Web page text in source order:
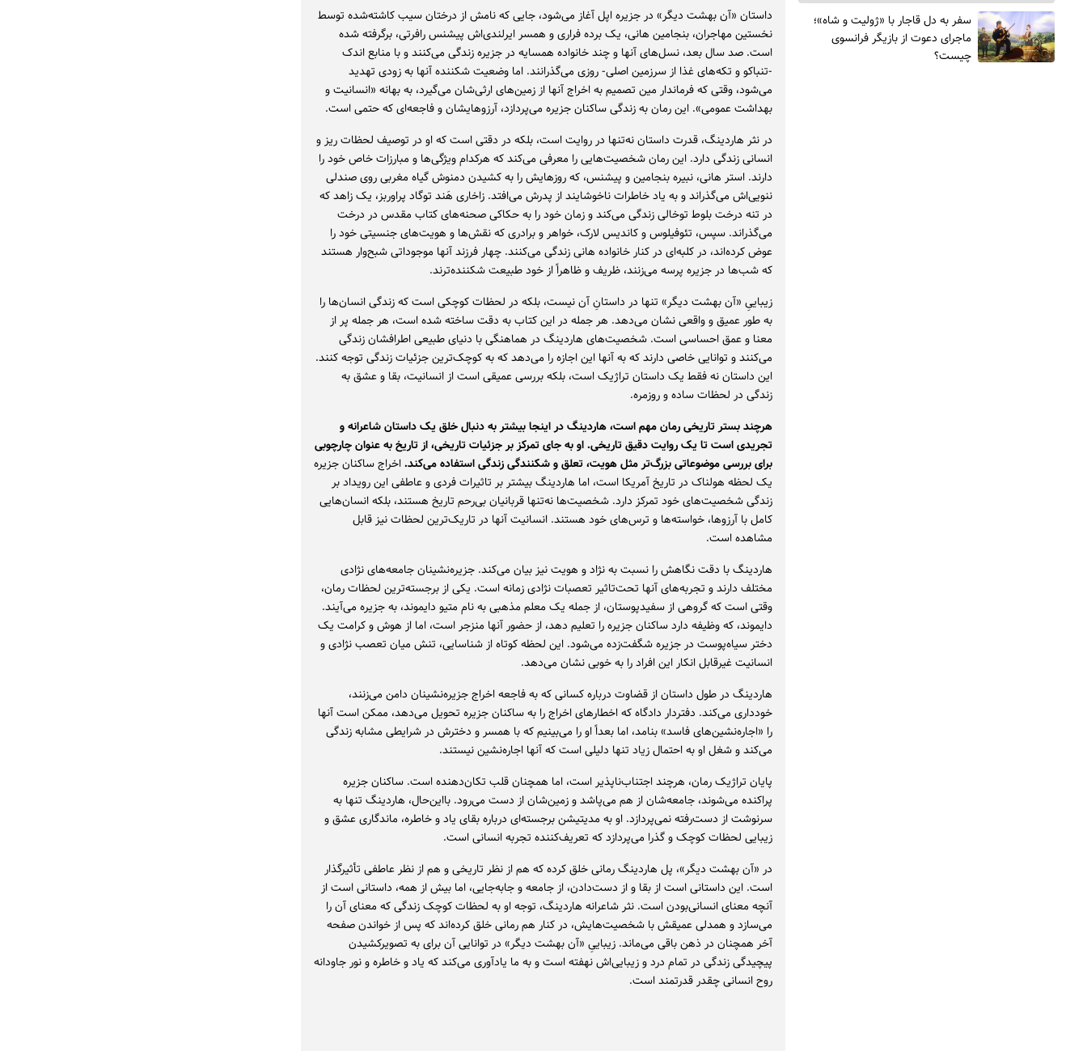
داستان «آن بهشت دیگر» در جزیره اپل آغاز می‌شود، جایی که نامش از درختان سیب کاشته‌شده توسط
نخستین مهاجران، بنجامین هانی، یک برده فراری و همسر ایرلندی‌اش پیشنس رافرتی، برگرفته شده
است. صد سال بعد، نسل‌های آنها و چند خانواده همسایه در جزیره زندگی می‌کنند و با منابع اندک
-تنباکو و تکه‌های غذا از سرزمین اصلی- روزی می‌گذرانند. اما وضعیت شکننده آنها به زودی تهدید
می‌شود، وقتی که فرماندار مین تصمیم به اخراج آنها از زمین‌های ارثی‌شان می‌گیرد، به بهانه «انسانیت و
بهداشت عمومی». این رمان به زندگی ساکنان جزیره می‌پردازد، آرزوهایشان و فاجعه‌ای که حتمی است.
در نثر هاردینگ، قدرت داستان نه‌تنها در روایت است، بلکه در دقتی است که او در توصیف لحظات ریز و
انسانی زندگی دارد. این رمان شخصیت‌هایی را معرفی می‌کند که هرکدام ویژگی‌ها و مبارزات خاص خود را
دارند. استر هانی، نبیره بنجامین و پیشنس، که روزهایش را به کشیدن دمنوش گیاه مغربی روی صندلی
ننویی‌اش می‌گذراند و به یاد خاطرات ناخوشایند از پدرش می‌افتد. زاخاری هَند توگاد پراوربز، یک زاهد که
در تنه درخت بلوط توخالی زندگی می‌کند و زمان خود را به حکاکی صحنه‌های کتاب مقدس در درخت
می‌گذراند. سپس، تئوفیلوس و کاندیس لارک، خواهر و برادری که نقش‌ها و هویت‌های جنسیتی خود را
عوض کرده‌اند، در کلبه‌ای در کنار خانواده هانی زندگی می‌کنند. چهار فرزند آنها موجوداتی شبح‌وار هستند
که شب‌ها در جزیره پرسه می‌زنند، ظریف و ظاهراً از خود طبیعت شکننده‌ترند.
زیباییِ «آن بهشت دیگر» تنها در داستانِ آن نیست، بلکه در لحظات کوچکی است که زندگی انسان‌ها را
به طور عمیق و واقعی نشان می‌دهد. هر جمله در این کتاب به دقت ساخته شده است، هر جمله پر از
معنا و عمق احساسی است. شخصیت‌های هاردینگ در هماهنگی با دنیای طبیعی اطرافشان زندگی
می‌کنند و توانایی خاصی دارند که به آنها این اجازه را می‌دهد که به کوچک‌ترین جزئیات زندگی توجه کنند.
این داستان نه فقط یک داستان تراژیک است، بلکه بررسی‌ عمیقی است از انسانیت، بقا و عشق به
زندگی در لحظات ساده و روزمره.
هرچند بستر تاریخی رمان مهم است، هاردینگ در اینجا بیشتر به دنبال خلق یک داستان شاعرانه و
تجریدی است تا یک روایت دقیق تاریخی. او به جای تمرکز بر جزئیات تاریخی، از تاریخ به عنوان چارچوبی
برای بررسی موضوعاتی بزرگ‌تر مثل هویت، تعلق و شکنندگی زندگی استفاده می‌کند.اخراج ساکنان جزیره
یک لحظه هولناک در تاریخ آمریکا است، اما هاردینگ بیشتر بر تاثیرات فردی و عاطفی این رویداد بر
زندگی شخصیت‌های خود تمرکز دارد. شخصیت‌ها نه‌تنها قربانیان بی‌رحم تاریخ هستند، بلکه انسان‌هایی
کامل با آرزوها، خواسته‌ها و ترس‌های خود هستند. انسانیت آنها در تاریک‌ترین لحظات نیز قابل
مشاهده است.
هاردینگ با دقت نگاهش را نسبت به نژاد و هویت نیز بیان می‌کند. جزیره‌نشینان جامعه‌های نژادی
مختلف دارند و تجربه‌های آنها تحت‌تاثیر تعصبات نژادی زمانه است. یکی از برجسته‌ترین لحظات رمان،
وقتی است که گروهی از سفیدپوستان، از جمله یک معلم مذهبی به نام متیو دایموند، به جزیره می‌آیند.
دایموند، که وظیفه دارد ساکنان جزیره را تعلیم دهد، از حضور آنها منزجر است، اما از هوش و کرامت یک
دختر سیاه‌پوست در جزیره شگفت‌زده می‌شود. این لحظه کوتاه از شناسایی، تنش میان تعصب نژادی و
انسانیت غیرقابل انکار این افراد را به خوبی نشان می‌دهد.
هاردینگ در طول داستان از قضاوت درباره کسانی که به فاجعه اخراج جزیره‌نشینان دامن می‌زنند،
خودداری می‌کند. دفتردار دادگاه که اخطارهای اخراج را به ساکنان جزیره تحویل می‌دهد، ممکن است آنها
را «اجاره‌نشین‌های فاسد» بنامد، اما بعداً او را می‌بینیم که با همسر و دخترش در شرایطی مشابه زندگی
می‌کند و شغل او به احتمال زیاد تنها دلیلی است که آنها اجاره‌نشین نیستند.
پایان تراژیک رمان، هرچند اجتناب‌ناپذیر است، اما همچنان قلب ‌تکان‌دهنده است. ساکنان جزیره
پراکنده می‌شوند، جامعه‌شان از هم می‌پاشد و زمین‌شان از دست می‌رود. بااین‌حال، هاردینگ تنها به
سرنوشت از دست‌رفته نمی‌پردازد. او به مدیتیشن برجسته‌ای درباره بقای یاد و خاطره، ماندگاری عشق و
زیبایی لحظات کوچک و گذرا می‌پردازد که تعریف‌کننده تجربه انسانی است.
در «آن بهشت دیگر»، پل هاردینگ رمانی خلق کرده که هم از نظر تاریخی و هم از نظر عاطفی تأثیرگذار
است. این داستانی است از بقا و از دست‌دادن، از جامعه و جابه‌جایی، اما بیش از همه، داستانی است از
آنچه معنای انسانی‌بودن است. نثر شاعرانه هاردینگ، توجه او به لحظات کوچک زندگی که معنای آن را
می‌سازد و همدلی عمیقش با شخصیت‌هایش، در کنار هم رمانی خلق کرده‌اند که پس از خواندن صفحه
آخر همچنان در ذهن باقی می‌ماند. زیباییِ «آن بهشت دیگر» در توانایی آن برای به تصویرکشیدن
پیچیدگی زندگی در تمام درد و زیبایی‌اش نهفته است و به ما یادآوری می‌کند که یاد و خاطره و نور جاودانه
روح انسانی چقدر قدرتمند است.
سفر به دل قاجار با «ژولیت و شاه»؛
ماجرای دعوت از ‌بازیگر فرانسوی
چیست؟